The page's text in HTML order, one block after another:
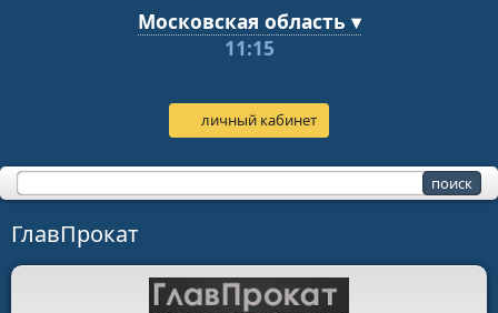
Московская область ▾
11:15
личный кабинет
ГлавПрокат